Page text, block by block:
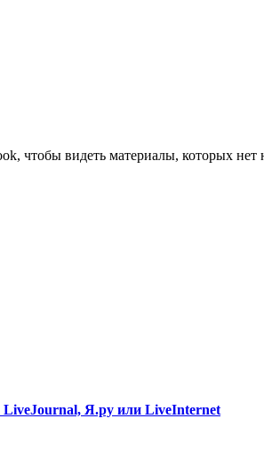
чтобы видеть материалы, которых нет
LiveJournal, Я.ру или LiveInternet